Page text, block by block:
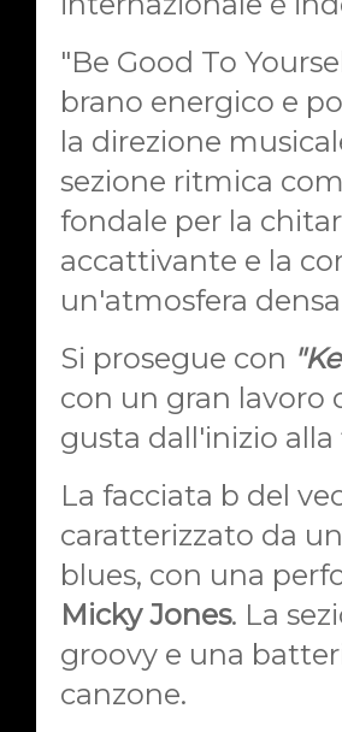
"Be Good To
brano energico e
la direzione
sezione ritmica
fondale per la
accattivante e la
un'atmosfera
Si prosegue con
con un gran lavoro
gusta dall'inizio alla
La facciata b del
caratterizzato da
blues, con una
Micky Jones. La
groovy e una
canzone.